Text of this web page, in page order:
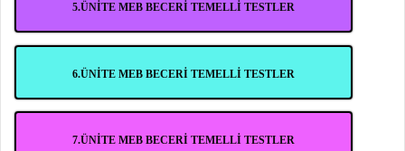
5.ÜNİTE MEB BECERİ TEMELLİ TESTLER
6.ÜNİTE MEB BECERİ TEMELLİ TESTLER
7.ÜNİTE MEB BECERİ TEMELLİ TESTLER